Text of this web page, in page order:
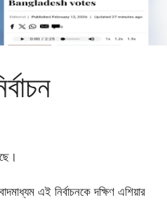
এই নির্বাচনকে দক্ষিণ এশিয়ার